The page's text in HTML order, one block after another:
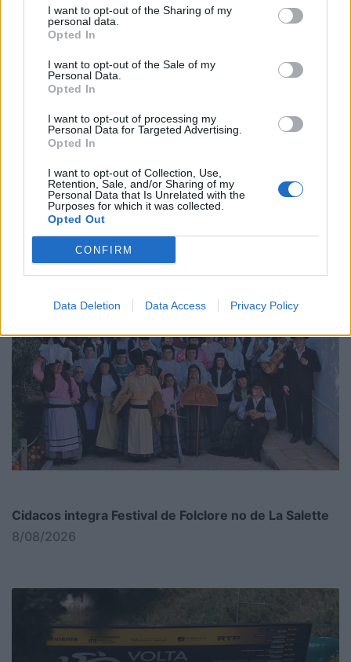
I want to opt-out of the Sharing of my
personal data.
Opted In
I want to opt-out of the Sale of my
Personal Data.
Opted In
I want to opt-out of processing my
Personal Data for Targeted Advertising.
Opted In
I want to opt-out of Collection, Use,
Retention, Sale, and/or Sharing of my
Personal Data that Is Unrelated with the
Purposes for which it was collected.
Opted Out
CONFIRM
Data Deletion Data Access Privacy Policy
Da chuva pedida... à maior festa dos oliveirenses
8/08/2026
Cidacos integra Festival de Folclore no de La Salette
8/08/2026